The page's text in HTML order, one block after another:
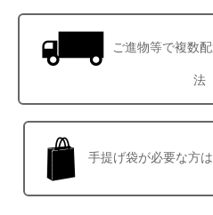
ご進物等で複数
法
手提げ袋が必要な方